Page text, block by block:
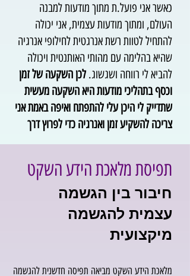
כאשר אני פועל.ת מתוך מודעות למבנה
העולם, ומתוך מודעות עצמית, אני יכולה
להתחיל לטוות רשת אנרגטית לחילופי אנרגיה
שהיא בהלימה עם מהותי האותנטית ויכולה
להביא לי רווחה ושגשוג. לכן השקעה של זמן
וכסף בתהליכי מודעות היא השקעה מעשית
שתדייק לי היכן עלי להתפתח ואיפה באמת אני
צריכה להשקיע זמן ואנרגיה כדי לפרוץ דרך
תפיסת מלאכת הידע השקט
חיבור בין הגשמה
עצמית להגשמה
מיקצועית
מלאכת הידע השקט מביאה תפיסה חדשנית להגשמה